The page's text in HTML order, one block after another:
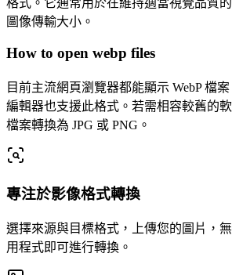
格式。它通常用於在維持適當視覺品質
圖像傳輸大小。
How to open webp files
目前主流網頁瀏覽器都能顯示 WebP 檔
編輯器也支援此格式。若需相容較舊的
檔案轉換為 JPG 或 PNG。
專注於影像格式轉換
選擇來源與目標格式，上傳您的圖片，
用程式即可進行轉換。